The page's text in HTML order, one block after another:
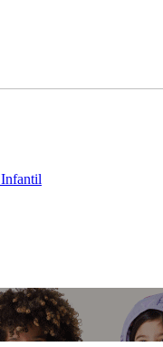
Infantil